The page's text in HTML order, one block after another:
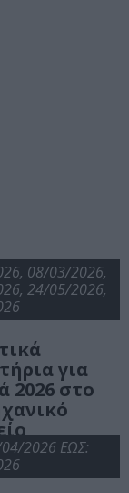
08/03/2026,
24/05/2026,
για
2026 στο
2026 ΕΩΣ: